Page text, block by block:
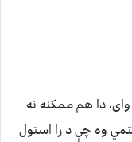
دا هم ممکنه نه
وه چې د را استول